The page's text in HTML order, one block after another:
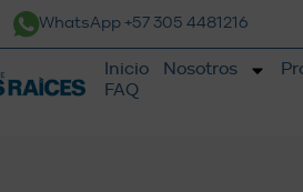
WhatsApp +57 305 4481216
Inicio Nosotros
FAQ